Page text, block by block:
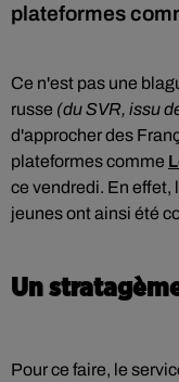
Ce n'est pas une
russe (du SVR, issu
d'approcher des
plateformes comme
ce vendredi. En effet,
jeunes ont ainsi été
Un
Pour ce faire, le